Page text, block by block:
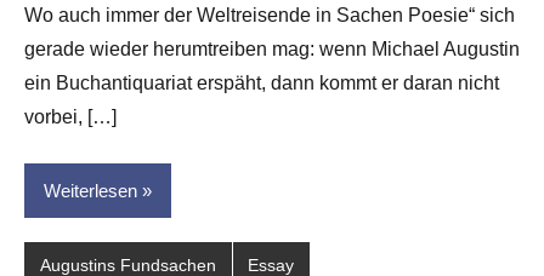
Leitner
Wo auch immer der Weltreisende in Sachen Poesie“ sich
gerade wieder herumtreiben mag: wenn Michael Augustin
ein Buchantiquariat erspäht, dann kommt er daran nicht
vorbei, […]
Weiterlesen
Augustins Fundsachen Essay